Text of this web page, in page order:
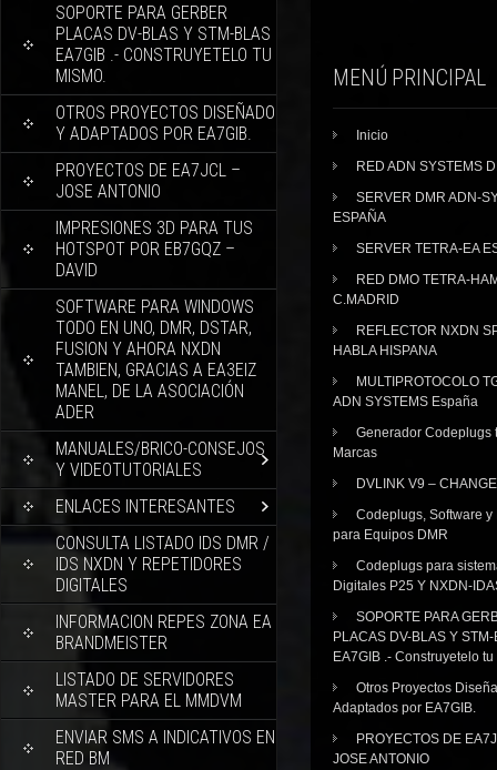
SOPORTE PARA GERBER
PLACAS DV-BLAS Y STM-BLAS
EA7GIB .- CONSTRUYETELO TU
MISMO.
OTROS PROYECTOS DISEÑADO
Y ADAPTADOS POR EA7GIB.
PROYECTOS DE EA7JCL –
JOSE ANTONIO
IMPRESIONES 3D PARA TUS
HOTSPOT POR EB7GQZ –
DAVID
SOFTWARE PARA WINDOWS
TODO EN UNO, DMR, DSTAR,
FUSION Y AHORA NXDN
TAMBIEN, GRACIAS A EA3EIZ
MANEL, DE LA ASOCIACIÓN
ADER
MANUALES/BRICO-CONSEJOS
Y VIDEOTUTORIALES
ENLACES INTERESANTES
CONSULTA LISTADO IDS DMR /
IDS NXDN Y REPETIDORES
DIGITALES
INFORMACION REPES ZONA EA
BRANDMEISTER
LISTADO DE SERVIDORES
MASTER PARA EL MMDVM
ENVIAR SMS A INDICATIVOS EN
RED BM
MENÚ PRINCIPAL
Inicio
RED ADN SYSTEMS
SERVER DMR ADN-
ESPAÑA
SERVER TETRA-EA
RED DMO TETRA-
C.MADRID
REFLECTOR NXDN
HABLA HISPANA
MULTIPROTOCOLO
ADN SYSTEMS España
Generador Codeplugs
Marcas
DVLINK V9 –
Codeplugs, Software y
para Equipos DMR
Codeplugs para
Digitales P25 Y NXDN-
SOPORTE PARA
PLACAS DV-BLAS Y
EA7GIB .- Construyetelo
Otros Proyectos
Adaptados por EA7GIB.
PROYECTOS DE
JOSE ANTONIO